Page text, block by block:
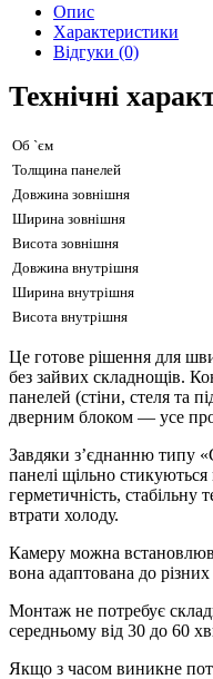
Опис
Характеристики
Відгуки (0)
Технічні
Об `єм
Толщина панелей
Довжина зовнішня
Ширина зовнішня
Висота зовнішня
Довжина внутрішня
Ширина внутрішня
Висота внутрішня
Це готове рішення для
без зайвих складнощів.
панелей (стіни, стеля та
дверним блоком — усе
Завдяки з’єднанню типу
панелі щільно
герметичність, стабільну
втрати холоду.
Камеру можна
вона адаптована до різних
Монтаж не потребує
середньому від 30 до 60
Якщо з часом виникне